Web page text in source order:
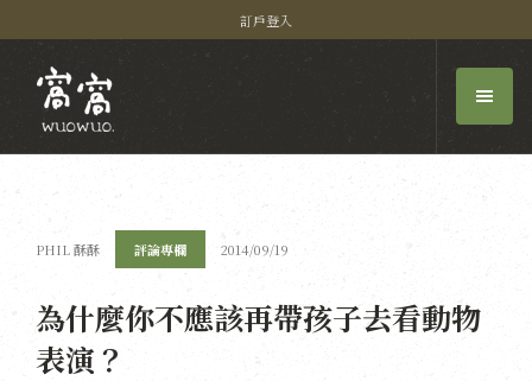
訂戶登入
PHIL 酥酥 評論專欄 2014/09/19
為什麼你不應該再帶孩子去看動物
表演？